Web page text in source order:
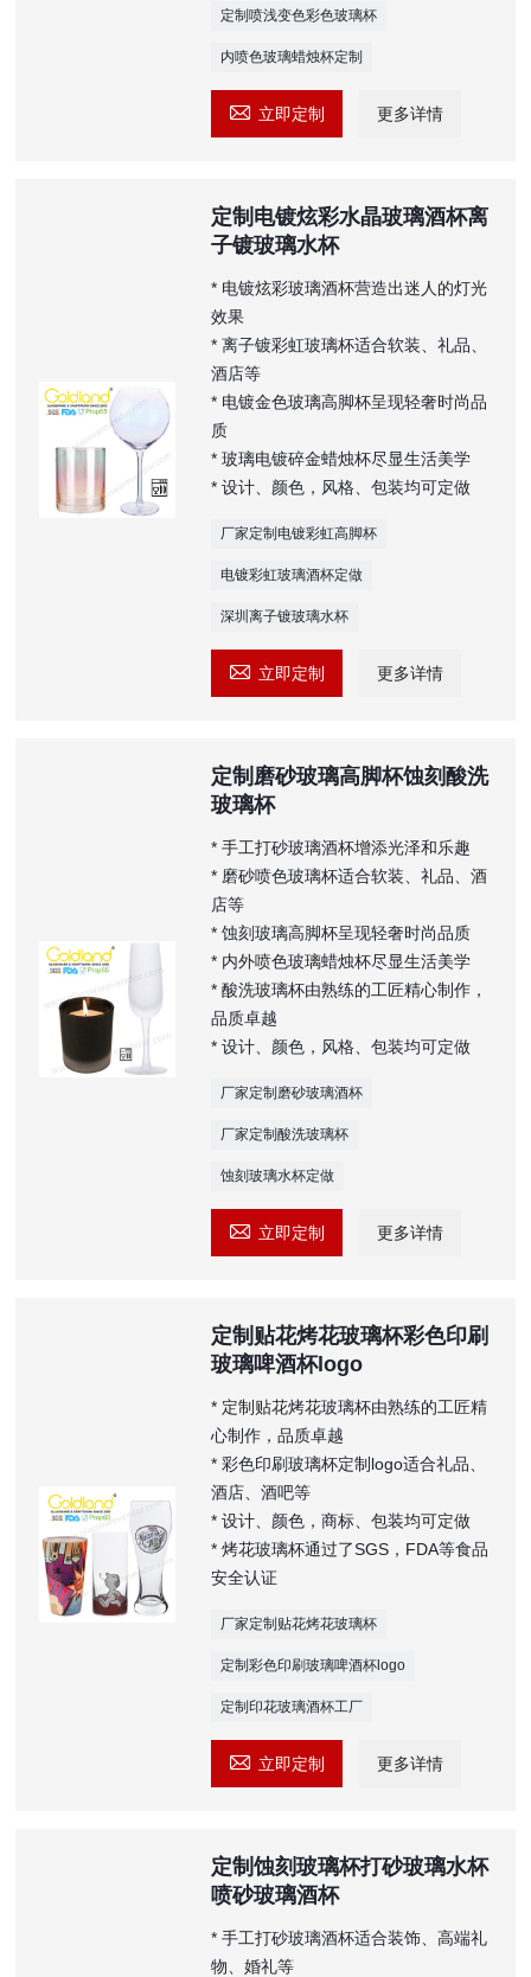
定制喷浅变色彩色玻璃杯
内喷色玻璃蜡烛杯定制
 立即定制 更多详情
定制电镀炫彩水晶玻璃酒杯离
子镀玻璃水杯
* 电镀炫彩玻璃酒杯营造出迷人的灯光
效果
* 离子镀彩虹玻璃杯适合软装、礼品、
酒店等
* 电镀金色玻璃高脚杯呈现轻奢时尚品
质
* 玻璃电镀碎金蜡烛杯尽显生活美学
* 设计、颜色，风格、包装均可定做
厂家定制电镀彩虹高脚杯
电镀彩虹玻璃酒杯定做
深圳离子镀玻璃水杯
 立即定制 更多详情
定制磨砂玻璃高脚杯蚀刻酸洗
玻璃杯
* 手工打砂玻璃酒杯增添光泽和乐趣
* 磨砂喷色玻璃杯适合软装、礼品、酒
店等
* 蚀刻玻璃高脚杯呈现轻奢时尚品质
* 内外喷色玻璃蜡烛杯尽显生活美学
* 酸洗玻璃杯由熟练的工匠精心制作，
品质卓越
* 设计、颜色，风格、包装均可定做
厂家定制磨砂玻璃酒杯
厂家定制酸洗玻璃杯
蚀刻玻璃水杯定做
 立即定制 更多详情
定制贴花烤花玻璃杯彩色印刷
玻璃啤酒杯logo
* 定制贴花烤花玻璃杯由熟练的工匠精
心制作，品质卓越
* 彩色印刷玻璃杯定制logo适合礼品、
酒店、酒吧等
* 设计、颜色，商标、包装均可定做
* 烤花玻璃杯通过了SGS，FDA等食品
安全认证
厂家定制贴花烤花玻璃杯
定制彩色印刷玻璃啤酒杯logo
定制印花玻璃酒杯工厂
 立即定制 更多详情
定制蚀刻玻璃杯打砂玻璃水杯
喷砂玻璃酒杯
* 手工打砂玻璃酒杯适合装饰、高端礼
物、婚礼等